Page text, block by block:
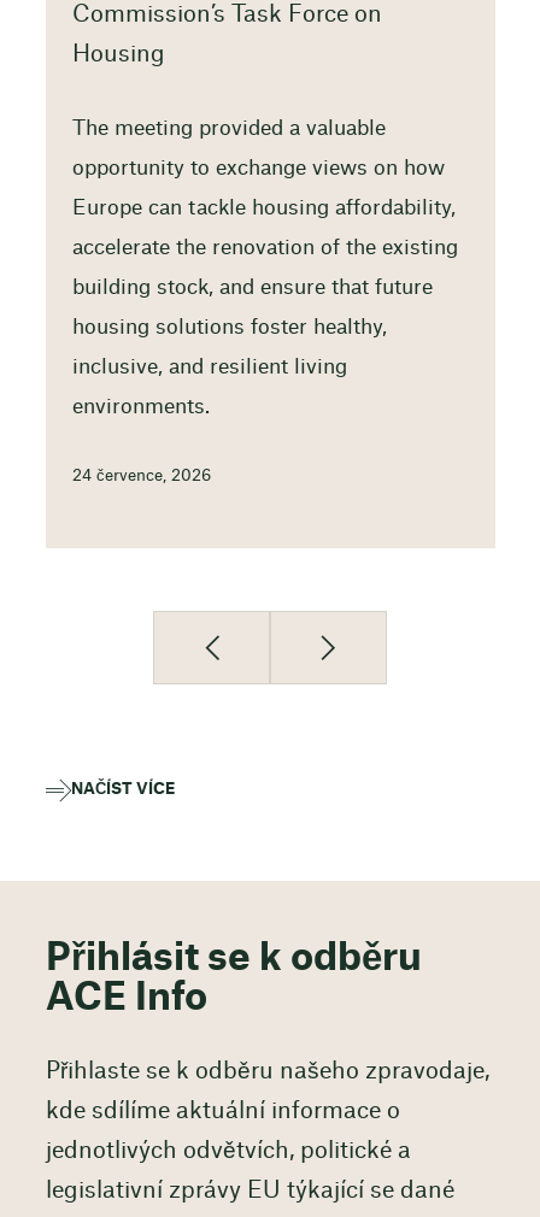
Commission’s Task Force on
Housing
The meeting provided a valuable
opportunity to exchange views on how
Europe can tackle housing affordability,
accelerate the renovation of the existing
building stock, and ensure that future
housing solutions foster healthy,
inclusive, and resilient living
environments.
24 července, 2026
NAČÍST VÍCE
Přihlásit se k odběru
ACE Info
Přihlaste se k odběru našeho zpravodaje,
kde sdílíme aktuální informace o
jednotlivých odvětvích, politické a
legislativní zprávy EU týkající se dané